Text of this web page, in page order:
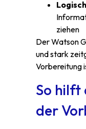
ziehen
Der Watson
und stark
Vorbereitung
So hilft
der